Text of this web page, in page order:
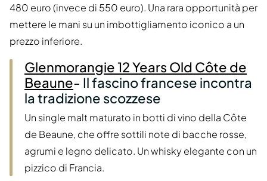
480 euro (invece di 550 euro). Una rara opportunità per
mettere le mani su un imbottigliamento iconico a un
prezzo inferiore.
Glenmorangie 12 Years Old Côte de
Beaune- Il fascino francese incontra
la tradizione scozzese
Un single malt maturato in botti di vino della Côte
de Beaune, che offre sottili note di bacche rosse,
agrumi e legno delicato. Un whisky elegante con un
pizzico di Francia.